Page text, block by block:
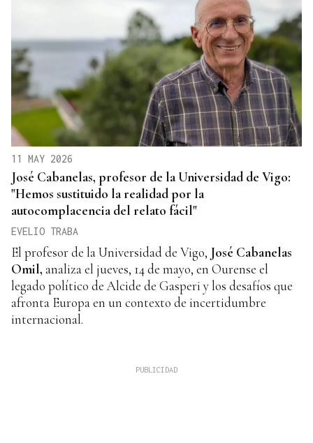
11 MAY 2026
José Cabanelas, profesor de la Universidad de Vigo:
"Hemos sustituido la realidad por la
autocomplacencia del relato fácil"
EVELIO TRABA
El profesor de la Universidad de Vigo, José Cabanelas
Omil, analiza el jueves, 14 de mayo, en Ourense el
legado político de Alcide de Gasperi y los desafíos que
afronta Europa en un contexto de incertidumbre
internacional.